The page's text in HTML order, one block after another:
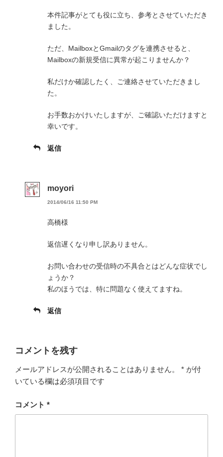
本件記事がとても役に立ち、参考とさせていただき
ました。
ただ、MailboxとGmailのタグを連携させると、
Mailboxの新規受信に異常が起こりませんか？
私だけか確認したく、ご連絡させていただきまし
た。
お手数おかけいたしますが、ご確認いただけますと
幸いです。
返信
moyori
2014/06/16 11:50 PM
高橋様
返信遅くなり申し訳ありません。
お問い合わせの受信時の不具合とはどんな症状でし
ょうか？
私のほうでは、特に問題なく使えてますね。
返信
コメントを残す
メールアドレスが公開されることはありません。 * が付
いている欄は必須項目です
コメント *